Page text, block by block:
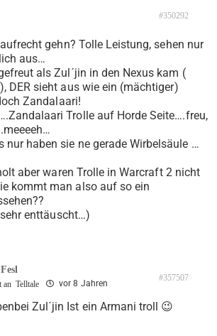
#350292
gehn? Tolle Leistung, sehen nur
aus…
als Zul´jin in den Nexus kam (
DER sieht aus wie ein (mächtiger)
Zandalaari!
Trolle auf Horde Seite….freu,
nur haben sie ne gerade Wirbelsäule …
aber waren Trolle in Warcraft 2 nicht
kommt man also auf so ein
enttäuscht…)
an Telltale vor 8 Jahren
#357507
Zul´jin Ist ein Armani troll 😉